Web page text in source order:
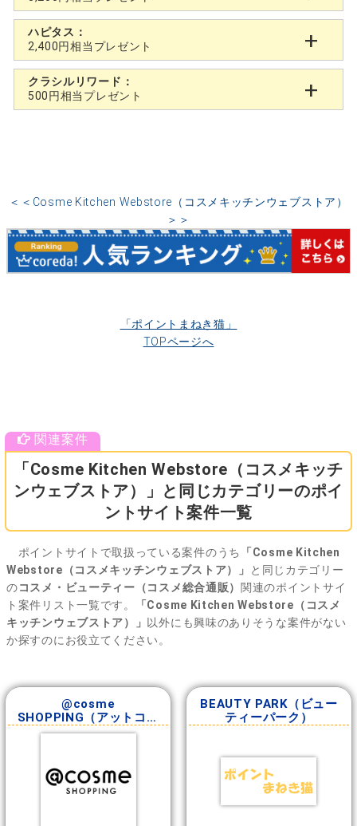
ハピタス：
2,400円相当プレゼント
クラシルリワード：
500円相当プレゼント
＜＜Cosme Kitchen Webstore（コスメキッチンウェブストア）
＞＞
「ポイントまねき猫」
TOPページへ
「Cosme Kitchen Webstore（コスメキッチ
ンウェブストア）」と同じカテゴリーのポイ
ントサイト案件一覧
ポイントサイトで取扱っている案件のうち
「Cosme Kitchen
Webstore（コスメキッチンウェブストア）」
と同じカテゴリー
のコスメ・ビューティー（コスメ総合通販） 関連のポイントサイ
ト案件リスト一覧です。
「Cosme Kitchen Webstore（コスメ
キッチンウェブストア）」 以外にも興味のありそうな案件がない
か探すのにお役立てください。
@cosme
SHOPPING（アットコス
メショッピング）
BEAUTY PARK（ビュー
ティーパーク）